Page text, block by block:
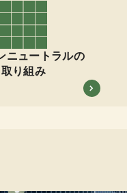
ニュートラルの
取り組み